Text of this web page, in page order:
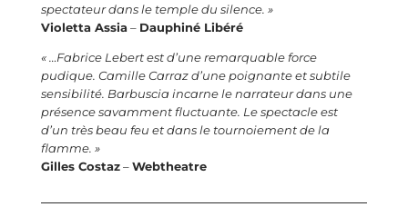
spectateur dans le temple du silence. »
Violetta Assia– Dauphiné Libéré
« …Fabrice Lebert est d’une remarquable force
pudique. Camille Carraz d’une poignante et subtile
sensibilité. Barbuscia incarne le narrateur dans une
présence savamment fluctuante. Le spectacle est
d’un très beau feu et dans le tournoiement de la
flamme. »
Gilles Costaz–Webtheatre